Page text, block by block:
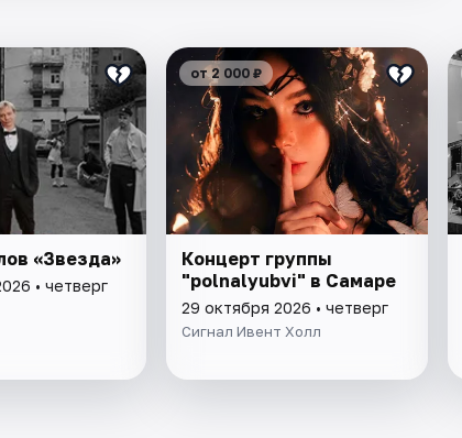
«Звезда»
• четверг
от 2 000 ₽
Концерт группы
"polnalyubvi" в Самаре
29 октября 2026 • четверг
Сигнал Ивент Холл